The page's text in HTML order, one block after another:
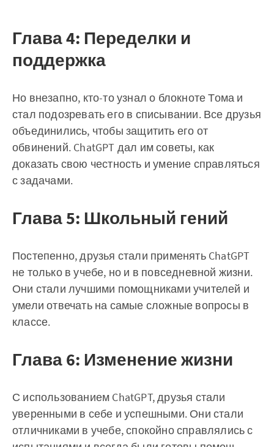
Глава 4: Переделки и
поддержка
Но внезапно, кто-то узнал о блокноте Тома и
стал подозревать его в списывании. Все друзья
объединились, чтобы защитить его от
обвинений. ChatGPT дал им советы, как
доказать свою честность и умение справляться
с задачами.
Глава 5: Школьный гений
Постепенно, друзья стали применять ChatGPT
не только в учебе, но и в повседневной жизни.
Они стали лучшими помощниками учителей и
умели отвечать на самые сложные вопросы в
классе.
Глава 6: Изменение жизни
С использованием ChatGPT, друзья стали
уверенными в себе и успешными. Они стали
отличниками в учебе, спокойно справлялись с